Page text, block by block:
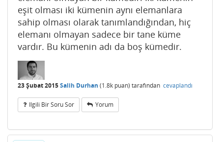
eşit olması iki kümenin aynı elemanlara
sahip olması olarak tanımlandığından, hiç
elemanı olmayan sadece bir tane küme
vardır. Bu kümenin adı da boş kümedir.
23 Şubat 2015Salih Durhan (1.8k puan) tarafından cevaplandı
Ilgili Bir Soru Sor Yorum